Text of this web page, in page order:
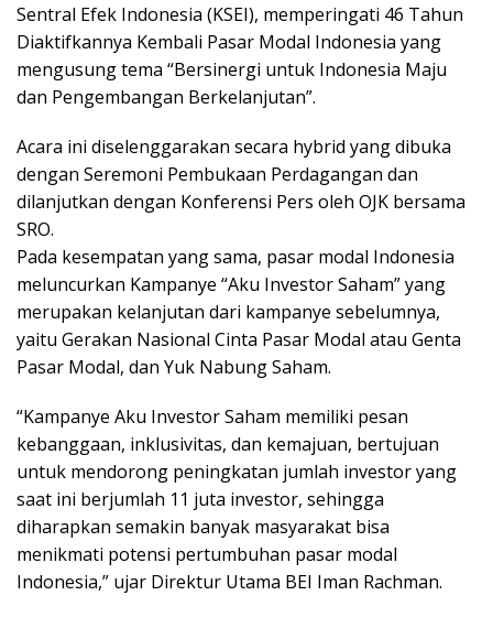
Sentral Efek Indonesia (KSEI), memperingati 46 Tahun
Diaktifkannya Kembali Pasar Modal Indonesia yang
mengusung tema “Bersinergi untuk Indonesia Maju
dan Pengembangan Berkelanjutan”.
Acara ini diselenggarakan secara hybrid yang dibuka
dengan Seremoni Pembukaan Perdagangan dan
dilanjutkan dengan Konferensi Pers oleh OJK bersama
SRO.
Pada kesempatan yang sama, pasar modal Indonesia
meluncurkan Kampanye “Aku Investor Saham” yang
merupakan kelanjutan dari kampanye sebelumnya,
yaitu Gerakan Nasional Cinta Pasar Modal atau Genta
Pasar Modal, dan Yuk Nabung Saham.
“Kampanye Aku Investor Saham memiliki pesan
kebanggaan, inklusivitas, dan kemajuan, bertujuan
untuk mendorong peningkatan jumlah investor yang
saat ini berjumlah 11 juta investor, sehingga
diharapkan semakin banyak masyarakat bisa
menikmati potensi pertumbuhan pasar modal
Indonesia,” ujar Direktur Utama BEI Iman Rachman.